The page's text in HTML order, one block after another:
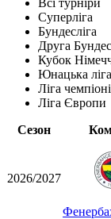
Всі турніри
Суперліга
Бундесліга
Друга
Кубок
Юнацька
Ліга
Ліга Європи
Сезон
2026/2027